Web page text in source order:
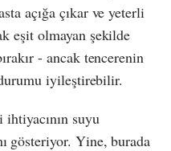
açığa çıkar ve yeterli
eşit olmayan şekilde
- ancak tencerenin
iyileştirebilir.
suyu
gösteriyor. Yine, burada